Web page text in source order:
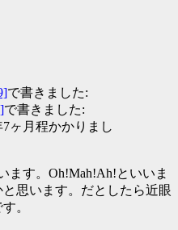
で書きました:
で書きました:
ヶ月程かかりまし
ます。Oh!Mah!Ah!といいま
思います。だとしたら近眼
。